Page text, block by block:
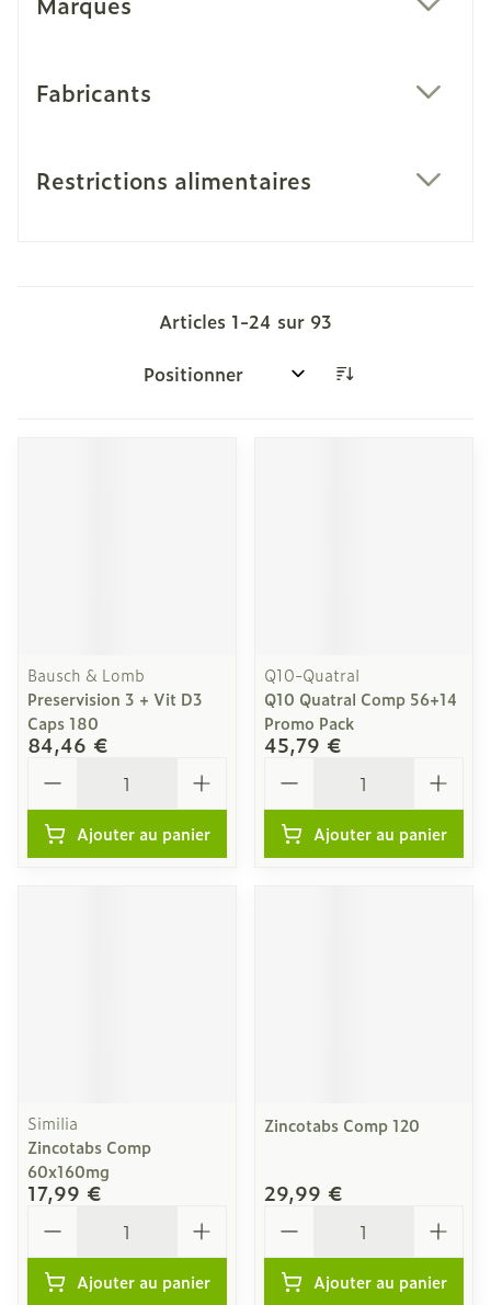
Fabricants
Restrictions alimentaires
Articles 1-24 sur 93
Trier par:
Bausch & Lomb
Preservision 3 + Vit D3
Caps 180
84,46 €
Ajouter au panier
Q10-Quatral
Q10 Quatral Comp 56+14
Promo Pack
45,79 €
Ajouter au panier
Similia
Zincotabs Comp
60x160mg
17,99 €
Ajouter au panier
Zincotabs Comp 120
29,99 €
Ajouter au panier